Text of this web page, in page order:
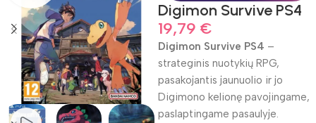
Digimon Survive PS4
19,79 €
Digimon Survive PS4 –
strateginis nuotykių RPG,
pasakojantis jaunuolio ir jo
Digimono kelionę pavojingame,
paslaptingame pasaulyje.